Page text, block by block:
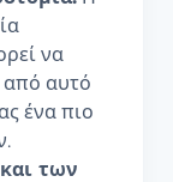
να
από αυτό
ένα πιο
των